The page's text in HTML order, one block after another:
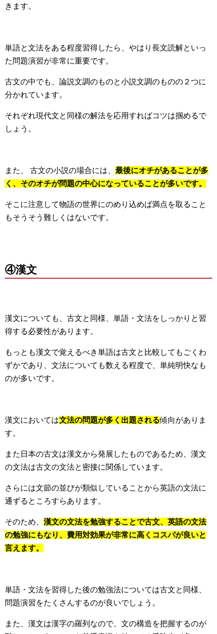
きます。
単語と文法をある程度習得したら、やはり長文読解といっ
た問題演習が非常に重要です。
古文の中でも、論説文調のものと小説文調のものの２つに
分かれています。
それぞれ現代文と同様の解法を応用すればコツは掴めるで
しょう。
また、 古文の小説の場合には、 最後にオチがあることが多
く、そのオチが問題の中心になっていることが多いです。
そこに注意して物語の世界にのめり込めば満点を取ること
もそうそう難しくはないです。
④漢文
漢文についても、古文と同様、単語・文法をしっかりと習
得する必要性があります。
もっとも漢文で覚えるべき単語は古文と比較してもごくわ
ずかであり、文法についても数える程度で、単純明快なも
のが多いです。
漢文においては文法の問題が多く出題される傾向がありま
す。
また日本の古文は漢文から発展したものであるため、漢文
の文法は古文の文法と密接に関係しています。
さらには文節の並びが類似していることから英語の文法に
通ずるところすらあります。
そのため、 漢文の文法を勉強することで古文、英語の文法
の勉強にもなり、費用対効果が非常に高くコスパが良いと
言えます。
単語・文法を習得した後の勉強法については古文と同様、
問題演習をたくさんするのが良いでしょう。
また、漢文は漢字の羅列なので、文の構造を把握するのが